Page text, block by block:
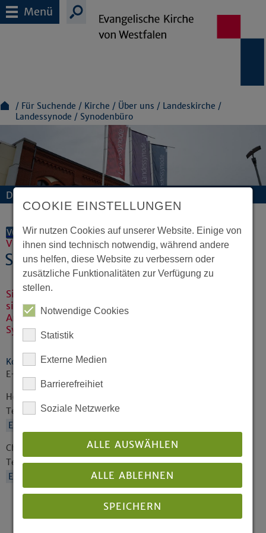
Menü
Für Suchende Kirche Über uns
Landeskirche
Landessynode
Synodenbüro
Die Leitung der EKvW liegt bei der Landessynode
VORLESEN
Vor Ort immer im Einsatz
Synodenbüro
Sie bereiten die Synodentagungen vor und
sind während der Tagung kompetente
Ansprechpartner vor Ort: Das Team vom
Synodenbüro.
Kontakt zum Synodenbüro
E-Mail:
Heidi Klemme
Telefon: 0521 594-202
E-Mail
Christine Fanter
Telefon: 0521 594-227
E-Mail
COOKIE EINSTELLUNGEN
Wir nutzen Cookies auf unserer Website. Einige von
ihnen sind technisch notwendig, während andere
uns helfen, diese Website zu verbessern oder
zusätzliche Funktionalitäten zur Verfügung zu
stellen.
Notwendige Cookies
Statistik
Externe Medien
Barrierefreihiet
Soziale Netzwerke
ALLE AUSWÄHLEN
ALLE ABLEHNEN
SPEICHERN